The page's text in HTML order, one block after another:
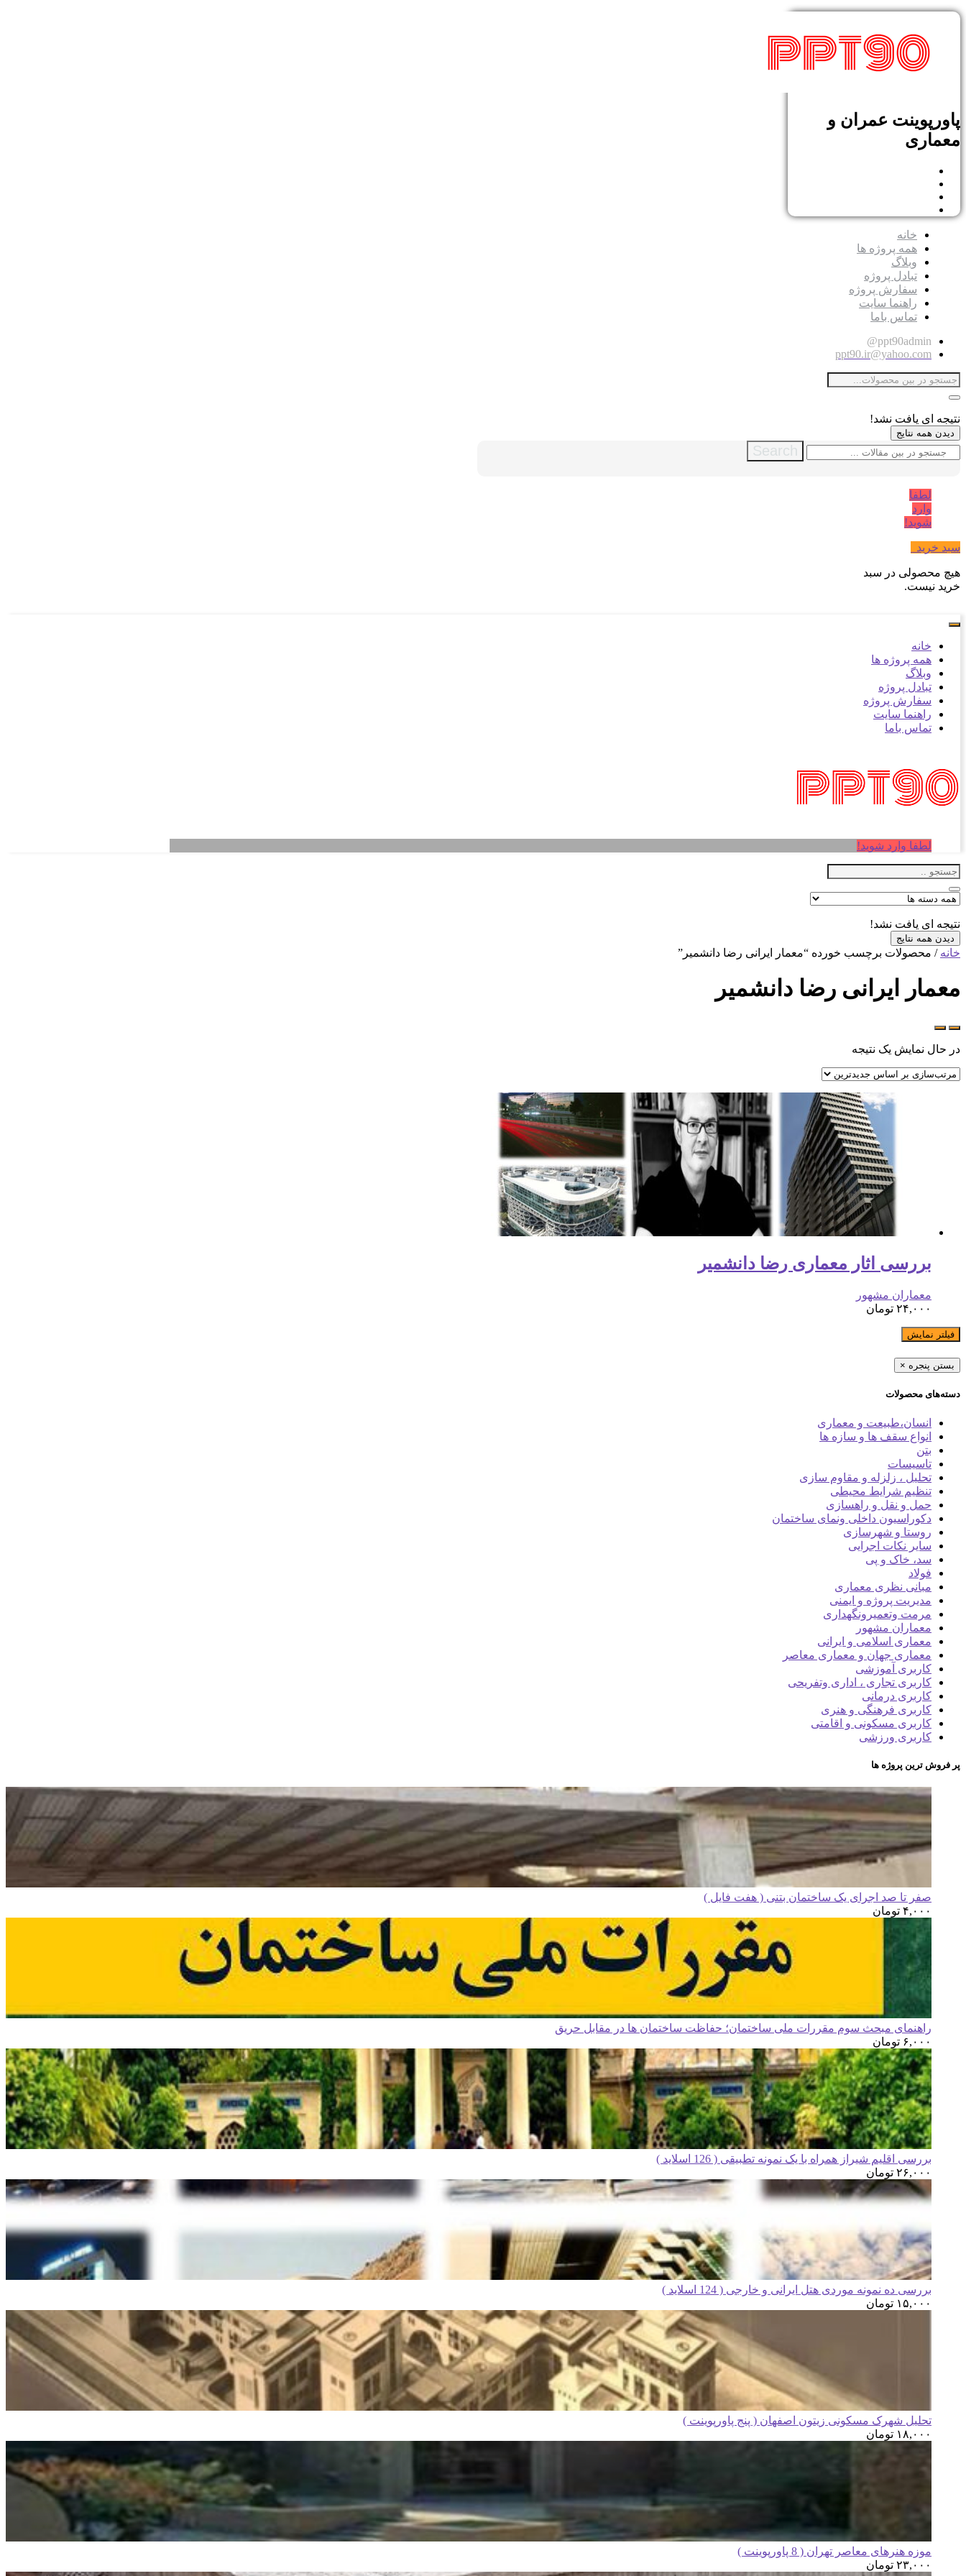
پاورپوینت عمران و
معماری
خانه
همه پروژه ها
وبلاگ
تبادل پروژه
سفارش پروژه
راهنما سایت
تماس باما
ppt90admin@
ppt90.ir@yahoo.com
نتیجه ای یافت نشد!
دیدن همه نتایج
Search
لطفا
وارد
شوید!
سبد خرید
هیچ محصولی در سبد
خرید نیست.
خانه
همه پروژه ها
وبلاگ
تبادل پروژه
سفارش پروژه
راهنما سایت
تماس باما
لطفا وارد شوید!
نتیجه ای یافت نشد!
دیدن همه نتایج
خانه / محصولات برچسب خورده “معمار ایرانی رضا دانشمیر”
معمار ایرانی رضا دانشمیر
در حال نمایش یک نتیجه
بررسی اثار معماری رضا دانشمیر
معماران مشهور
۲۴,۰۰۰ تومان
فیلتر نمایش
بستن پنجره ×
دسته‌های محصولات
انسان،طبیعت و معماری
انواع سقف ها و سازه ها
بتن
تاسیسات
تحلیل ، زلزله و مقاوم سازی
تنظیم شرایط محیطی
حمل و نقل و راهسازی
دکوراسیون داخلی ونمای ساختمان
روستا و شهرسازی
سایر نکات اجرایی
سد، خاک و پی
فولاد
مبانی نظری معماری
مدیریت پروژه و ایمنی
مرمت وتعمیرونگهداری
معماران مشهور
معماری اسلامی و ایرانی
معماری جهان و معماری معاصر
کاربری آموزشی
کاربری تجاری ، اداری وتفریحی
کاربری درمانی
کاربری فرهنگی و هنری
کاربری مسکونی و اقامتی
کاربری ورزشی
پر فروش ترین پروژه ها
صفر تا صد اجرای یک ساختمان بتنی ( هفت فایل )
۴,۰۰۰ تومان
راهنمای مبحث سوم مقررات ملی ساختمان؛ حفاظت ساختمان ها در مقابل حریق
۶,۰۰۰ تومان
بررسی اقلیم شیراز همراه با یک نمونه تطبیقی ( 126 اسلاید )
۲۶,۰۰۰ تومان
بررسی ده نمونه موردی هتل ایرانی و خارجی ( 124 اسلاید )
۱۵,۰۰۰ تومان
تحلیل شهرک مسکونی زیتون اصفهان ( پنج پاورپوینت )
۱۸,۰۰۰ تومان
موزه هنرهای معاصر تهران ( 8 پاورپوینت )
۲۳,۰۰۰ تومان